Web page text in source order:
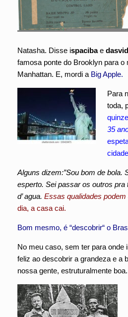
Natasha. Disse ispacibae
famosa ponte do Brooklyn para o
Manhattan. E, mordi a Big Apple.
Para
toda,
35
Alguns dizem:”Sou bom de bola.
esperto. Sei passar os outros pra
d’ agua. Essas qualidades podem
dia, a casa cai.
Bom mesmo, é “descobrir“ o
No meu caso, sem ter para onde
feliz ao descobrir a grandeza e a
nossa gente, estruturalmente boa.